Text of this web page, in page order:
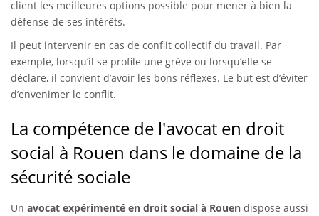
client les meilleures options possible pour mener à bien la
défense de ses intérêts.
Il peut intervenir en cas de conflit collectif du travail. Par
exemple, lorsqu’il se profile une grève ou lorsqu’elle se
déclare, il convient d’avoir les bons réflexes. Le but est d’éviter
d’envenimer le conflit.
La compétence de l'avocat en droit
social à Rouen dans le domaine de la
sécurité sociale
Un avocat expérimenté en droit social à Rouen dispose aussi